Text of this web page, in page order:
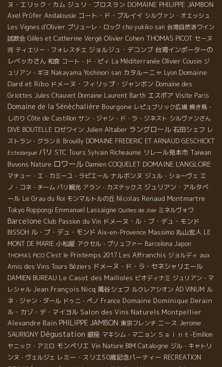
ヌ・エリック・カム ジュリ・ブロスラン DOMAINE PHILIPPE JAMBON
Axel Prϋfer Andalousie コート・ド・ブルイイ シルヴァン・オエッシュ
Les Vignes d'Olivier プリューレ・ロック cho yukiko san 台湾自然派ワイン
試飲会 Gilles et Catherine Vergé Olivier Cohen THOMAS PICOT セーヌ
河 ティエリー・フォレスチエ ジョルジュ・デコンブ 台湾インポーターの
レベッカさん 和食 コート・ド・ピィ La Méditerranée Olivier Cousin ジ
ュリアン・ギヨ Nakayama Yoshinori san カタルーニャ Lyon Domaine
Dard et Ribo ドメーヌ・フィリップ・ジャンボン Domaine des
Griottes Jules Chauvet Domaine Laurent Barth エスポア Visite Paris
Domaine de la Sénèchalière Bourgone レピュブリック広場 焼き鳥・
しのり Côte de Castillon サン・ジャン・ド・ラ・ジネスト シルヴァンさん
DIVE BOUTELLE ロゼワイン Julien Altaber ラングロール 石田シェフ レ
ストラン・グラン８ Brouilly DOMAINE FREDERIC ET ARNAUD GESCHICKT
Estezargue パリ STC Tours Sylvain Richeaume リレール見本市 Taiwan
Buvons Nature ロワール Damien COQUELET DOMAINE L'ANGLORE
マチュー・エ・カミーユ・ラピエール ナルボンヌ ジュル・ショーヴェ エ
ノ・コネ・チーム パリ観光 アラン・カステックス ジュリアン・アルタベ
ール Le Grau du Roi モンマルトルの丘 Nicolas Renaud Montmartre
Tokyo Roppongi Emmanuel Lassaigne Quilles de Joie ミネルヴォワ
Barcelone Club Passion du Vin ドメーヌ・ル・ブ・デュ・モンド
BISSOH ル・ブ・デュ・モンド Aix-en-Provence Massimo 丸山宏人 LE
MONT DE MARIE 小松屋 アクセル・プリュファー Barcelona Japon
THOMAS PICO C'est le Printemps 2017 Les Affranchis ジョルディ aux
Amis des Vins Tours Béziers ドメーヌ・ド・ラ・セネシャリエール
DAMIEN BUREAU Le Casot des Mailloles ビオディナミ ジュリアン・マ
レシャル Jean François Nicq 萬谷シェフ ルクレアシオン AD VINUM ル
ネ・ジャン・ダール ドゥニ・ペノ France Domaine Dominique Derain
ル・カゾ・デ・マイヨル Salon des Vins Naturels Montpellier
Alexandre Bain PHILIPPE JAMBON 東京フレンチ ニース
Jerome
SAURIGNY Dégustation 銀座 マキシム・マニョン Ｓａｉｎｔ-Emilion
ヤニック・アミロ モンペリエ Vin Nature BIM Catalogne ジル・キャトリ
ンヌ・ヴェルジェ レミー・スリエ50歳記念パーティー RECREATION